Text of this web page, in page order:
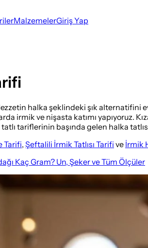
MalzemelerGiriş Yap
halka şeklindeki şık alternatifini
irmik ve nişasta katımı yapıyoruz.
tariflerinin başında gelen halka
Tarifi, Şeftalili İrmik Tatlısı Tarifi ve İrmik
Kaç Gram? Un, Şeker ve Tüm Ölçüler